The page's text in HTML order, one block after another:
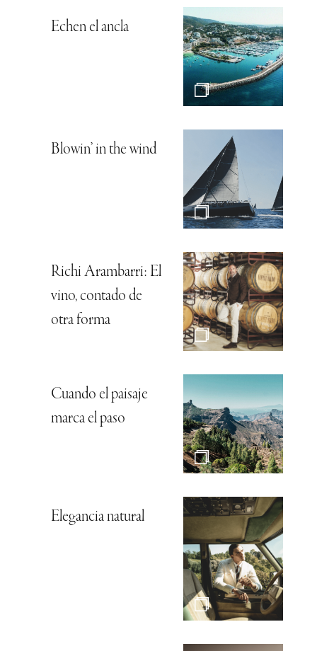
Echen el ancla
Blowin’ in the wind
Richi Arambarri: El
vino, contado de
otra forma
Cuando el paisaje
marca el paso
Elegancia natural